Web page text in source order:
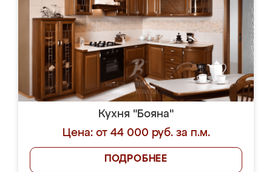
Кухня "Бояна"
Цена: от 44 000 руб. за п.м.
ПОДРОБНЕЕ